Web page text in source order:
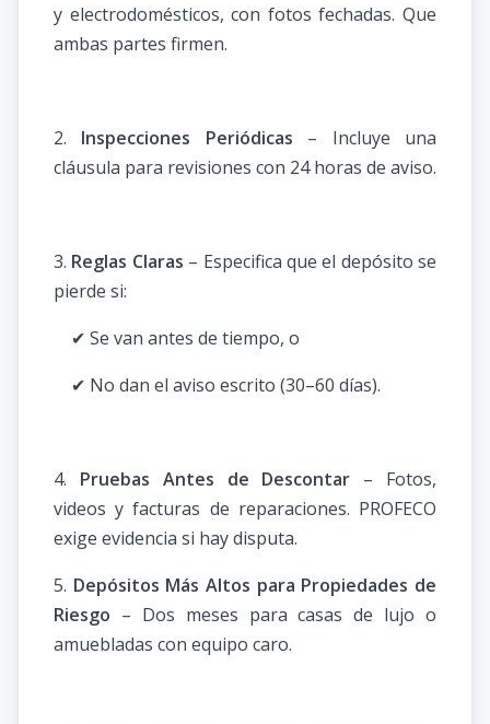
y electrodomésticos, con fotos fechadas. Que
ambas partes firmen.
2. Inspecciones Periódicas – Incluye una
cláusula para revisiones con 24 horas de aviso.
3. Reglas Claras – Especifica que el depósito se
pierde si:
✔ Se van antes de tiempo, o
✔ No dan el aviso escrito (30–60 días).
4. Pruebas Antes de Descontar – Fotos,
videos y facturas de reparaciones. PROFECO
exige evidencia si hay disputa.
5. Depósitos Más Altos para Propiedades de
Riesgo – Dos meses para casas de lujo o
amuebladas con equipo caro.